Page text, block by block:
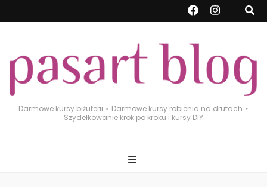
Darmowe kursy biżuterii ⋆ Darmowe kursy robienia na drutach ⋆
Szydełkowanie krok po kroku i kursy DIY